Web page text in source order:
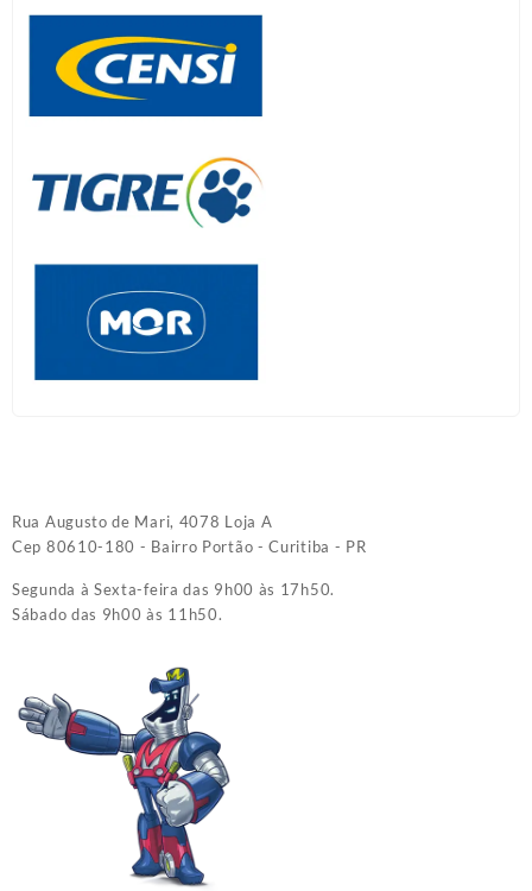
Rua Augusto de Mari, 4078 Loja A
Cep 80610-180 - Bairro Portão - Curitiba - PR
Segunda à Sexta-feira das 9h00 às 17h50.
Sábado das 9h00 às 11h50.